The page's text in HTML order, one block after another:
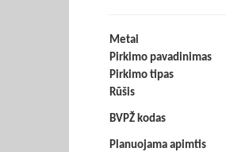
Metai
Pirkimo pavadinimas
Pirkimo tipas
Rūšis
BVPŽ kodas
Planuojama apimtis